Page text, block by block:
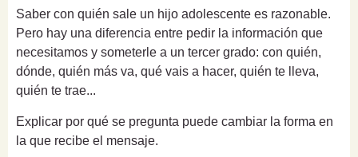
Saber con quién sale un hijo adolescente es razonable.
Pero hay una diferencia entre pedir la información que
necesitamos y someterle a un tercer grado: con quién,
dónde, quién más va, qué vais a hacer, quién te lleva,
quién te trae...
Explicar por qué se pregunta puede cambiar la forma en
la que recibe el mensaje.